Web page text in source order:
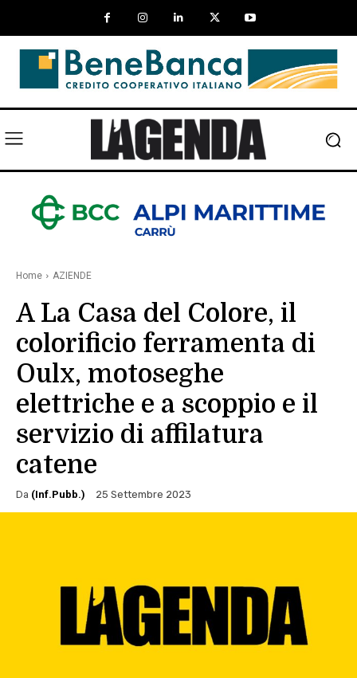
Home AZIENDE
A La Casa del Colore, il
colorificio ferramenta di
Oulx, motoseghe
elettriche e a scoppio e il
servizio di affilatura
catene
Da (Inf.Pubb.) 25 Settembre 2023